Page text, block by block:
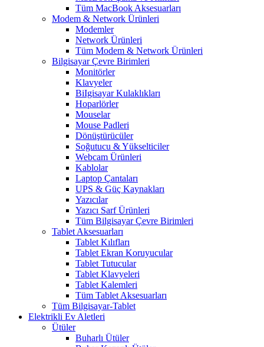
Tüm MacBook Aksesuarları
Modem & Network Ürünleri
Modemler
Network Ürünleri
Tüm Modem & Network Ürünleri
Bilgisayar Çevre Birimleri
Monitörler
Klavyeler
BiIgisayar Kulaklıkları
Hoparlörler
Mouselar
Mouse Padleri
Dönüştürücüler
Soğutucu & Yükselticiler
Webcam Ürünleri
Kablolar
Laptop Çantaları
UPS & Güç Kaynakları
Yazıcılar
Yazıcı Sarf Ürünleri
Tüm Bilgisayar Çevre Birimleri
Tablet Aksesuarları
Tablet Kılıfları
Tablet Ekran Koruyucular
Tablet Tutucular
Tablet Klavyeleri
Tablet Kalemleri
Tüm Tablet Aksesuarları
Tüm Bilgisayar-Tablet
Elektrikli Ev Aletleri
Ütüler
Buharlı Ütüler